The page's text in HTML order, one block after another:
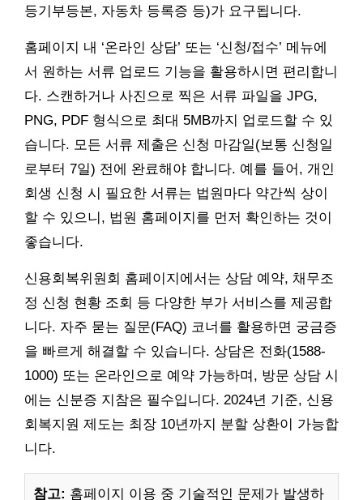
등기부등본, 자동차 등록증 등)가 요구됩니다.
홈페이지 내 ‘온라인 상담’ 또는 ‘신청/접수’ 메뉴에
서 원하는 서류 업로드 기능을 활용하시면 편리합니
다. 스캔하거나 사진으로 찍은 서류 파일을 JPG,
PNG, PDF 형식으로 최대 5MB까지 업로드할 수 있
습니다. 모든 서류 제출은 신청 마감일(보통 신청일
로부터 7일) 전에 완료해야 합니다. 예를 들어, 개인
회생 신청 시 필요한 서류는 법원마다 약간씩 상이
할 수 있으니, 법원 홈페이지를 먼저 확인하는 것이
좋습니다.
신용회복위원회 홈페이지에서는 상담 예약, 채무조
정 신청 현황 조회 등 다양한 부가 서비스를 제공합
니다. 자주 묻는 질문(FAQ) 코너를 활용하면 궁금증
을 빠르게 해결할 수 있습니다. 상담은 전화(1588-
1000) 또는 온라인으로 예약 가능하며, 방문 상담 시
에는 신분증 지참은 필수입니다. 2024년 기준, 신용
회복지원 제도는 최장 10년까지 분할 상환이 가능합
니다.
참고: 홈페이지 이용 중 기술적인 문제가 발생하